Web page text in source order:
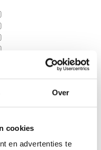
Over
cookies
en advertenties te